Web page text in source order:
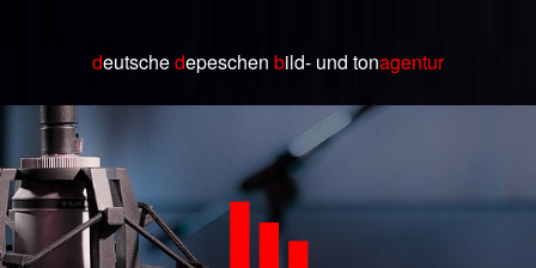
deutschedepeschen bild- und tonagentur